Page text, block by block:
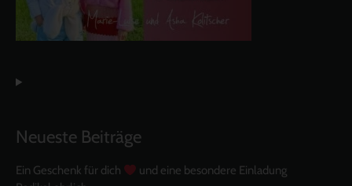
Neueste Beiträge
Ein Geschenk für dich
und eine besondere Einladung